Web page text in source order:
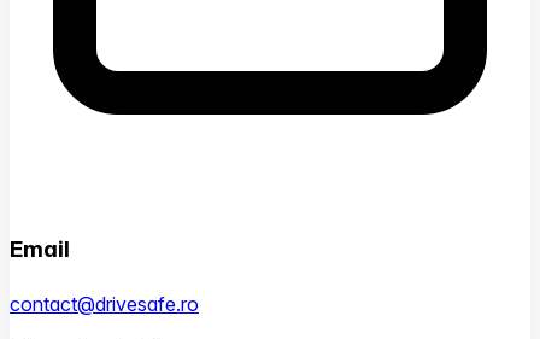
Email
contact@drivesafe.ro